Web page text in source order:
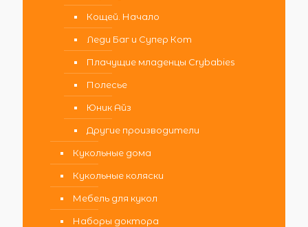
Кощей. Начало
Леди Баг и Супер Кот
Плачущие младенцы Crybabies
Полесье
Юник Айз
Другие производители
Кукольные дома
Кукольные коляски
Мебель для кукол
Наборы доктора